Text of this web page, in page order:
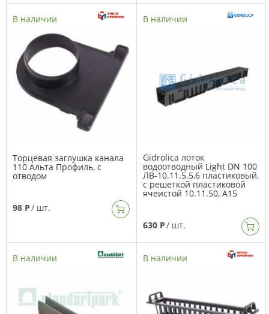
В наличии
Торцевая заглушка канала
110 Альта Профиль, с
отводом
98 Р/ шт.
В наличии
Gidrolica лоток
водоотводный Light DN 100
ЛВ-10.11.5.5,6 пластиковый,
с решеткой пластиковой
ячеистой 10.11.50, А15
630 Р/ шт.
В наличии В наличии